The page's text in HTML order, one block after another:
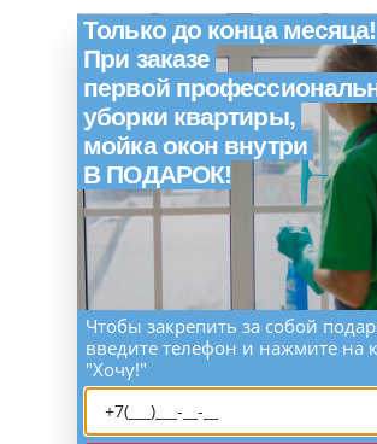
Только до конца месяца!
При заказе
первой
уборки квартиры,
мойка окон внутри
В ПОДАРОК!
Чтобы закрепить за собой
введите телефон и нажмите на
"Хочу!"